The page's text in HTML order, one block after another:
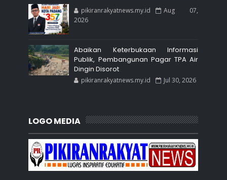
pikiranrakyatnews.my.id
Aug 07,
2026
Abaikan Keterbukaan Informasi
Publik, Pembangunan Pagar TPA Air
Dingin Disorot
pikiranrakyatnews.my.id Jul 30, 2026
LOGO MEDIA